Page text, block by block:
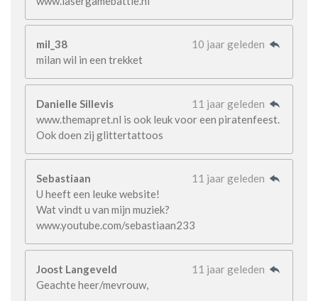
mil_38
10 jaar geleden
milan wil in een trekket
Danielle Sillevis
11 jaar geleden
www.themapret.nl is ook leuk voor een piratenfeest.
Ook doen zij glittertattoos
Sebastiaan
11 jaar geleden
U heeft een leuke website!
Wat vindt u van mijn muziek?
www.youtube.com/sebastiaan233
Joost Langeveld
11 jaar geleden
Geachte heer/mevrouw,